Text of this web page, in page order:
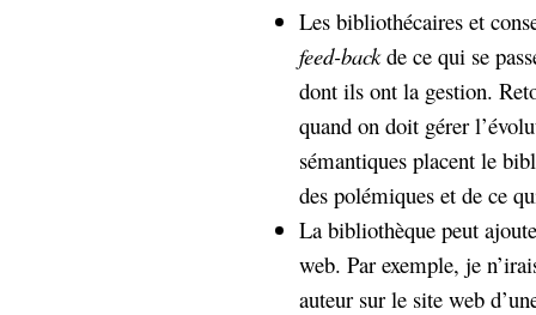
Les bibliothécaires et
feed-backde ce qui se
dont ils ont la gestion.
quand on doit gérer
sémantiques placent le
des polémiques et de ce
La bibliothèque peut
web. Par exemple, je
auteur sur le site web